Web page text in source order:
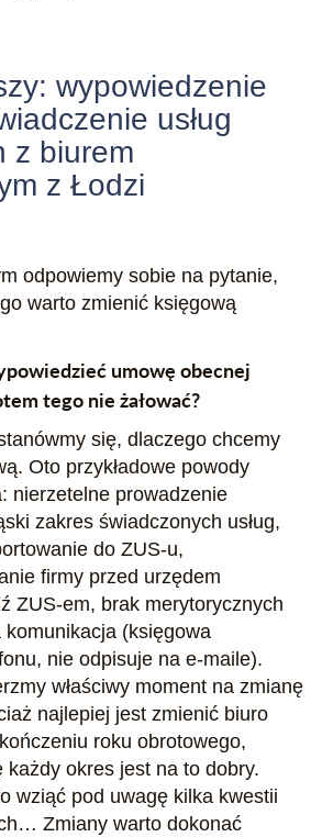
wypowiedzenie
usług
z biurem
z Łodzi
odpowiemy sobie na pytanie,
warto zmienić księgową
umowę obecnej
tego nie żałować?
się, dlaczego chcemy
Oto przykładowe powody
nierzetelne prowadzenie
zakres świadczonych usług,
do ZUS-u,
firmy przed urzędem
ZUS-em, brak merytorycznych
komunikacja (księgowa
nie odpisuje na e-maile).
właściwy moment na zmianę
najlepiej jest zmienić biuro
roku obrotowego,
każdy okres jest na to dobry.
wziąć pod uwagę kilka kwestii
Zmiany warto dokonać